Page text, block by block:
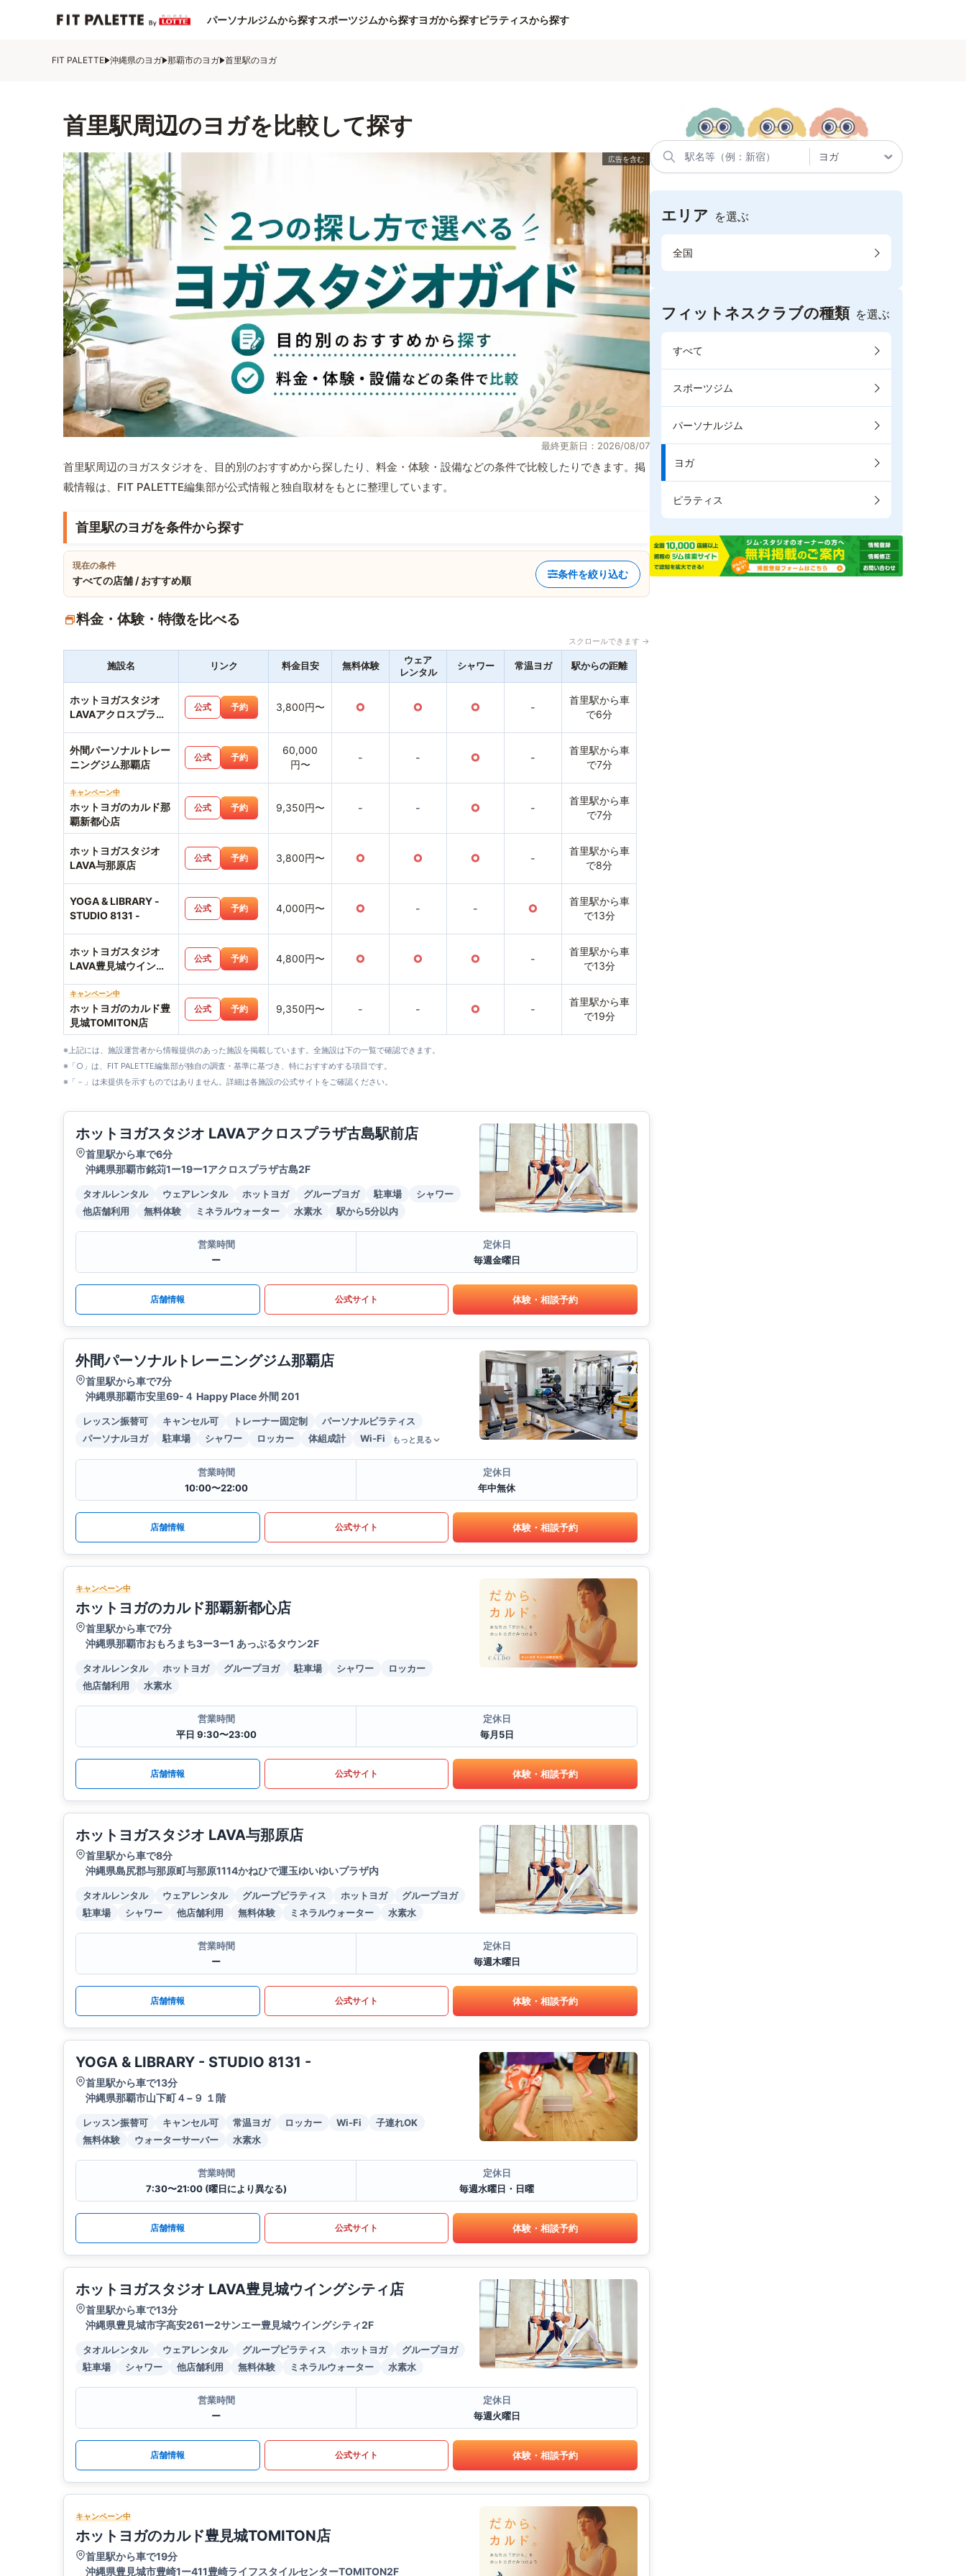
パーソナルジムから探すスポーツジムから探すヨガから探すピラティスから探す
FIT PALETTE 沖縄県のヨガ 那覇市のヨガ 首里駅のヨガ
首里駅周辺のヨガを比較して探す
最終更新日：2026/08/07
首里駅周辺のヨガスタジオを、目的別のおすすめから探したり、料金・体験・設備などの条件で比較したりできます。掲
載情報は、FIT PALETTE編集部が公式情報と独自取材をもとに整理しています。
首里駅のヨガを条件から探す
現在の条件
すべての店舗 / おすすめ順
条件を絞り込む
料金・体験・特徴を比べる
スクロールできます →
施設名 リンク 料金目安 無料体験
ウェア
レンタル
シャワー 常温ヨガ 駅からの距離
ホットヨガスタジオ
LAVAアクロスプラザ
公式 予約 3,800円〜 ○ ○ ○ -
首里駅から車
で6分
外間パーソナルトレー
ニングジム那覇店
公式 予約
60,000
円〜
- - ○ -
首里駅から車
で7分
キャンペーン中
ホットヨガのカルド那
覇新都心店
公式 予約 9,350円〜 - - ○ -
首里駅から車
で7分
ホットヨガスタジオ
LAVA与那原店
公式 予約 3,800円〜 ○ ○ ○ -
首里駅から車
で8分
YOGA & LIBRARY -
STUDIO 8131 -
公式 予約 4,000円〜 ○ - - ○
首里駅から車
で13分
ホットヨガスタジオ
LAVA豊見城ウイング
公式 予約 4,800円〜 ○ ○ ○ -
首里駅から車
で13分
キャンペーン中
ホットヨガのカルド豊
見城TOMITON店
公式 予約 9,350円〜 - - ○ -
首里駅から車
で19分
※上記には、施設運営者から情報提供のあった施設を掲載しています。全施設は下の一覧で確認できます。
※「○」は、FIT PALETTE編集部が独自の調査・基準に基づき、特におすすめする項目です。
※「－」は未提供を示すものではありません。詳細は各施設の公式サイトをご確認ください。
ホットヨガスタジオ LAVAアクロスプラザ古島駅前店
首里駅から車で6分
沖縄県那覇市銘苅1ー19ー1アクロスプラザ古島2F
タオルレンタル ウェアレンタル ホットヨガ グループヨガ 駐車場
シャワー
他店舗利用
無料体験 ミネラルウォーター 水素水 駅から5分以内
営業時間
ー
定休日
毎週金曜日
店舗情報 公式サイト 体験・相談予約
外間パーソナルトレーニングジム那覇店
首里駅から車で7分
沖縄県那覇市安里69-４ Happy Place 外間 201
レッスン振替可 キャンセル可 トレーナー固定制
パーソナルピラティス
パーソナルヨガ
駐車場 シャワー ロッカー 体組成計 Wi-Fi もっと見る
営業時間
10:00〜22:00
定休日
年中無休
店舗情報 公式サイト 体験・相談予約
キャンペーン中
ホットヨガのカルド那覇新都心店
首里駅から車で7分
沖縄県那覇市おもろまち3ー3ー1 あっぷるタウン2F
タオルレンタル ホットヨガ グループヨガ 駐車場 シャワー
ロッカー
他店舗利用
水素水
営業時間
平日 9:30〜23:00
定休日
毎月5日
店舗情報 公式サイト 体験・相談予約
ホットヨガスタジオ LAVA与那原店
首里駅から車で8分
沖縄県島尻郡与那原町与那原1114かねひで運玉ゆいゆいプラザ内
タオルレンタル ウェアレンタル グループピラティス ホットヨガ
グループヨガ
駐車場
シャワー 他店舗利用 無料体験 ミネラルウォーター 水素水
営業時間
ー
定休日
毎週木曜日
店舗情報 公式サイト 体験・相談予約
YOGA & LIBRARY - STUDIO 8131 -
首里駅から車で13分
沖縄県那覇市山下町４−９ １階
レッスン振替可 キャンセル可 常温ヨガ ロッカー Wi-Fi
子連れOK
無料体験
ウォーターサーバー 水素水
営業時間
7:30〜21:00 (曜日により異なる)
定休日
毎週水曜日・日曜
店舗情報 公式サイト 体験・相談予約
ホットヨガスタジオ LAVA豊見城ウイングシティ店
首里駅から車で13分
沖縄県豊見城市字高安261ー2サンエー豊見城ウイングシティ2F
タオルレンタル ウェアレンタル グループピラティス ホットヨガ
グループヨガ
駐車場
シャワー 他店舗利用 無料体験 ミネラルウォーター 水素水
営業時間
ー
定休日
毎週火曜日
店舗情報 公式サイト 体験・相談予約
キャンペーン中
ホットヨガのカルド豊見城TOMITON店
首里駅から車で19分
沖縄県豊見城市豊崎1ー411豊崎ライフスタイルセンターTOMITON2F
エリア を選ぶ
全国
フィットネスクラブの種類 を選ぶ
すべて
スポーツジム
パーソナルジム
ヨガ
ピラティス